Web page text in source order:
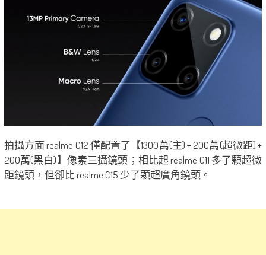
拍攝方面 realme C12 僅配置了【1300萬(主) + 200萬(超微距) +
200萬(黑白)】像素三攝鏡頭；相比起 realme C11 多了顆超微
距鏡頭，但卻比 realme C15 少了顆超廣角鏡頭。